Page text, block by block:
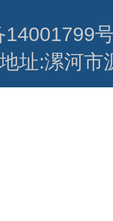
地址:漯河市